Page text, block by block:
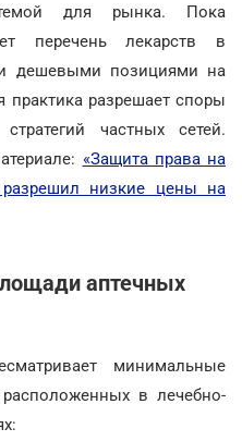
для рынка. Пока
перечень лекарств в
дешевыми позициями на
практика разрешает споры
частных сетей.
«Защита права на
низкие цены на
аптечных
минимальные
в лечебно-